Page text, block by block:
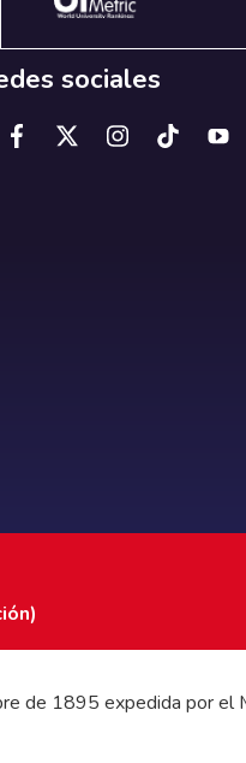
sociales
de 1895 expedida por el